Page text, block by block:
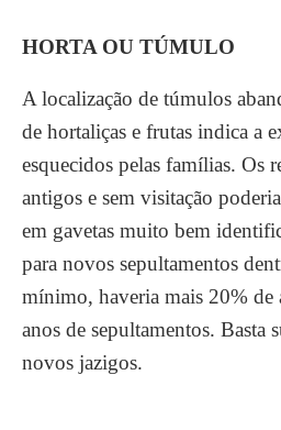
HORTA OU TÚMULO
A localização de túmulos
de hortaliças e frutas indica a
esquecidos pelas famílias. Os
antigos e sem visitação
em gavetas muito bem
para novos sepultamentos
mínimo, haveria mais 20% de
anos de sepultamentos. Basta
novos jazigos.